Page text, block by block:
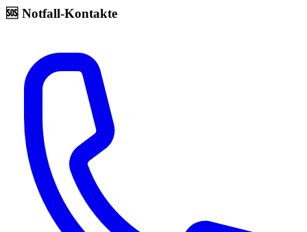
🆘 Notfall-Kontakte